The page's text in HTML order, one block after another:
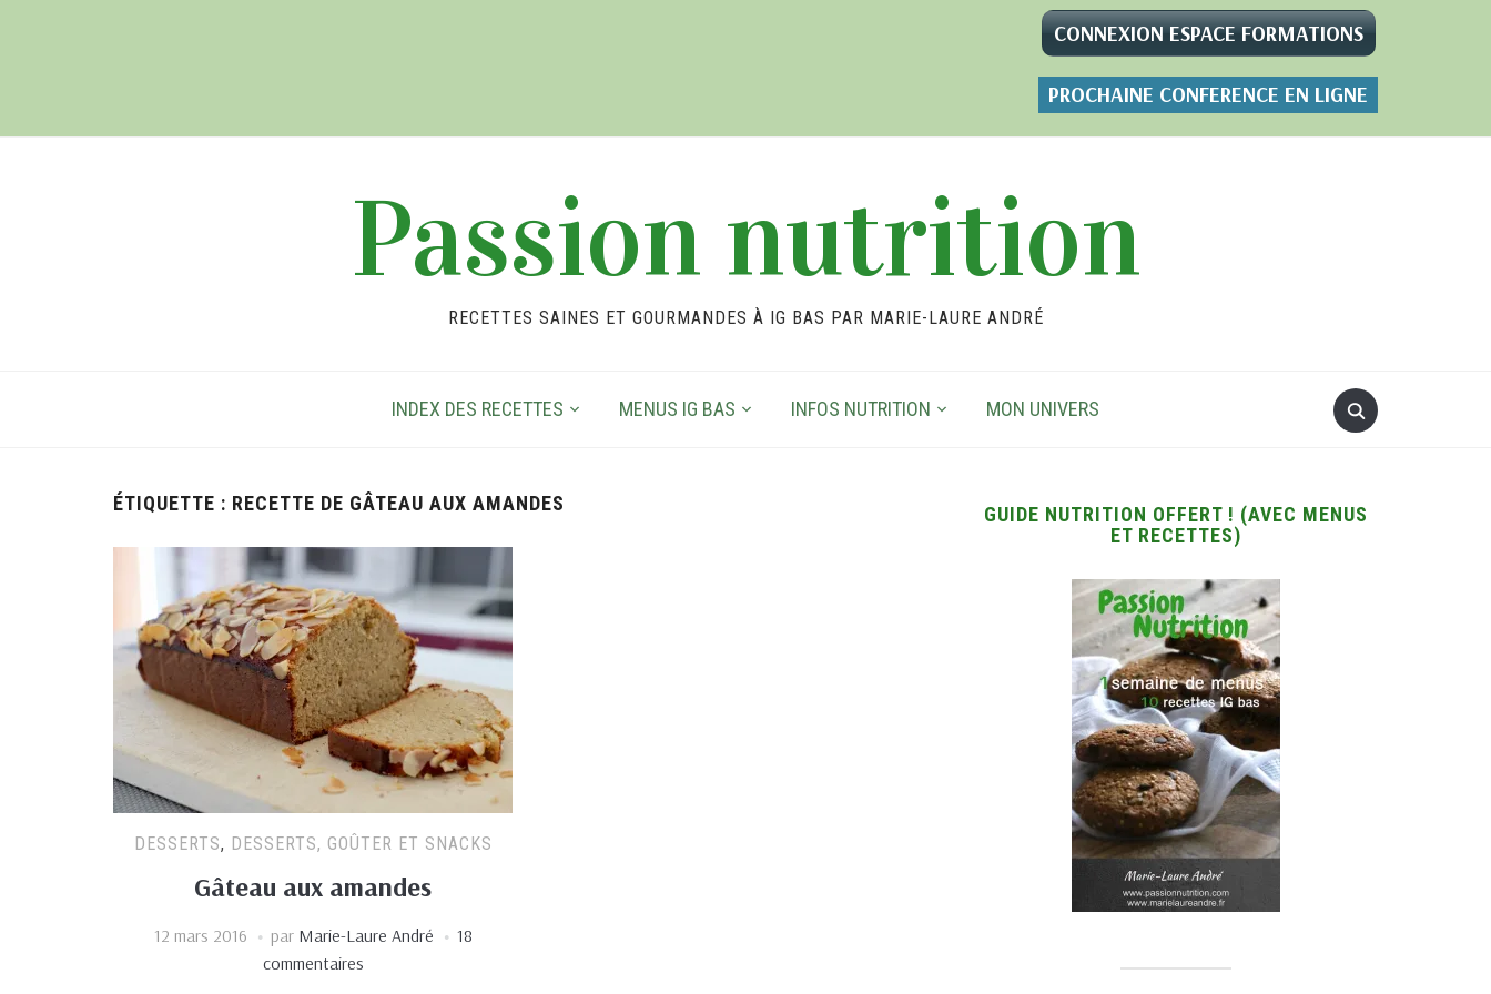
CONNEXION ESPACE FORMATIONS
PROCHAINE CONFERENCE EN LIGNE
Passion nutrition
RECETTES SAINES ET GOURMANDES À IG BAS PAR MARIE-LAURE ANDRÉ
INDEX DES RECETTES MENUS IG BAS INFOS NUTRITION MON UNIVERS
ÉTIQUETTE : RECETTE DE GÂTEAU AUX AMANDES
DESSERTS, DESSERTS, GOÛTER ET SNACKS
Gâteau aux amandes
12 mars 2016 par Marie-Laure André
18
commentaires
GUIDE NUTRITION OFFERT ! (AVEC MENUS
ET RECETTES)